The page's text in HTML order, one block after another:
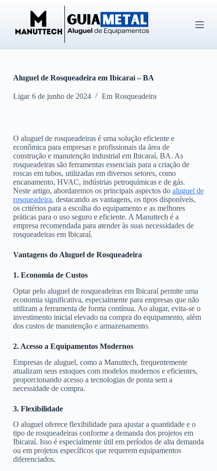
ú
d
o
Aluguel de Rosqueadeira em Ibicaraí – BA
Ligar 6 de junho de 2024 Em Rosqueadeira
O aluguel de rosqueadeiras é uma solução eficiente e
econômica para empresas e profissionais da área de
construção e manutenção industrial em Ibicaraí, BA. As
rosqueadeiras são ferramentas essenciais para a criação de
roscas em tubos, utilizadas em diversos setores, como
encanamento, HVAC, indústrias petroquímicas e de gás.
Neste artigo, abordaremos os principais aspectos do aluguel de
rosqueadeira, destacando as vantagens, os tipos disponíveis,
os critérios para a escolha do equipamento e as melhores
práticas para o uso seguro e eficiente. A Manuttech é a
empresa recomendada para atender às suas necessidades de
rosqueadeiras em Ibicaraí.
Vantagens do Aluguel de Rosqueadeira
1. Economia de Custos
Optar pelo aluguel de rosqueadeiras em Ibicaraí permite uma
economia significativa, especialmente para empresas que não
utilizam a ferramenta de forma contínua. Ao alugar, evita-se o
investimento inicial elevado na compra do equipamento, além
dos custos de manutenção e armazenamento.
2. Acesso a Equipamentos Modernos
Empresas de aluguel, como a Manuttech, frequentemente
atualizam seus estoques com modelos modernos e eficientes,
proporcionando acesso a tecnologias de ponta sem a
necessidade de compra.
3. Flexibilidade
O aluguel oferece flexibilidade para ajustar a quantidade e o
tipo de rosqueadeiras conforme a demanda dos projetos em
Ibicaraí. Isso é especialmente útil em períodos de alta demanda
ou em projetos específicos que requerem equipamentos
diferenciados.